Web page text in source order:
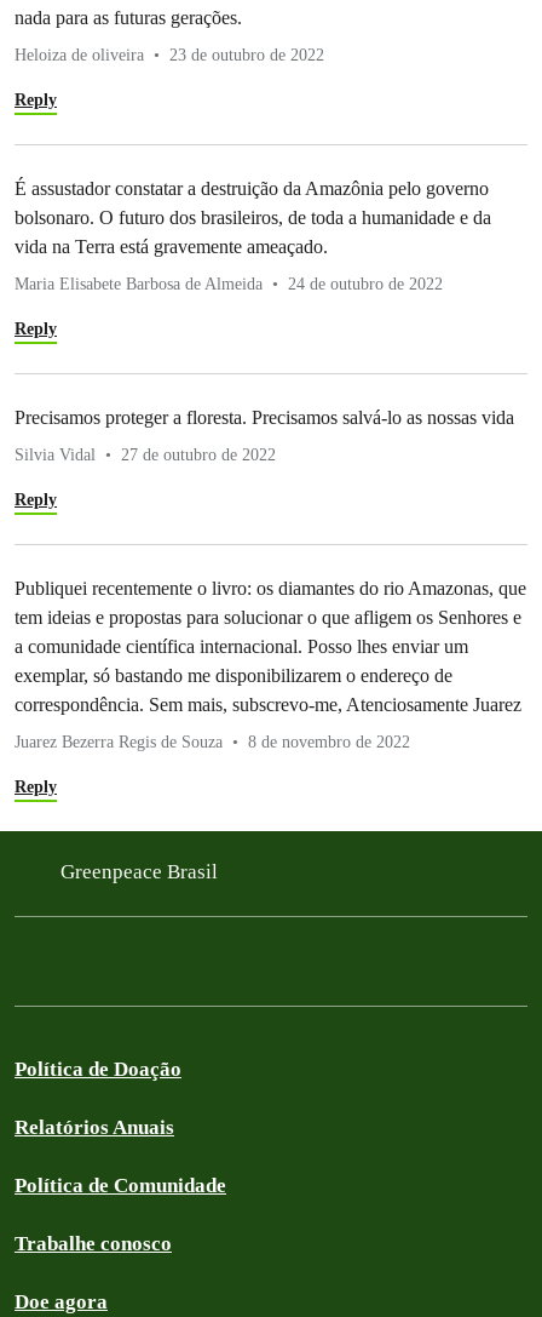
nada para as futuras gerações.
Heloiza de oliveira 23 de outubro de 2022
Reply
É assustador constatar a destruição da Amazônia pelo governo
bolsonaro. O futuro dos brasileiros, de toda a humanidade e da
vida na Terra está gravemente ameaçado.
Maria Elisabete Barbosa de Almeida 24 de outubro de 2022
Reply
Precisamos proteger a floresta. Precisamos salvá-lo as nossas vida
Silvia Vidal 27 de outubro de 2022
Reply
Publiquei recentemente o livro: os diamantes do rio Amazonas, que
tem ideias e propostas para solucionar o que afligem os Senhores e
a comunidade científica internacional. Posso lhes enviar um
exemplar, só bastando me disponibilizarem o endereço de
correspondência. Sem mais, subscrevo-me, Atenciosamente Juarez
Juarez Bezerra Regis de Souza 8 de novembro de 2022
Reply
Greenpeace Brasil
Política de Doação
Relatórios Anuais
Política de Comunidade
Trabalhe conosco
Doe agora